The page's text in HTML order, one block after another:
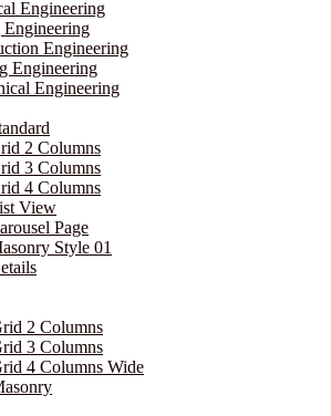
Engineering
Engineering
Engineering
Engineering
2 Columns
3 Columns
4 Columns
View
Page
Style 01
2 Columns
3 Columns
4 Columns Wide